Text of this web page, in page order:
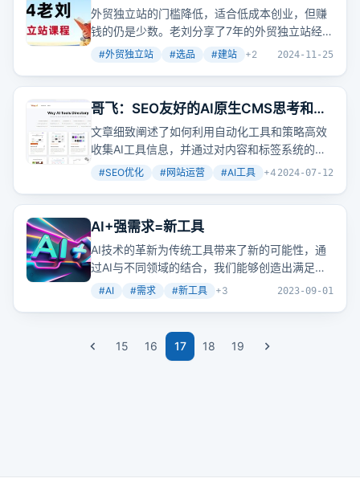
外贸独立站的门槛降低，适合低成本创业，但赚
钱的仍是少数。老刘分享了7年的外贸独立站经
验，从选品到建站再到推广，提供了一套完整的
可以从代发模式开始，利用谷歌SEO、
Facebook广告等免费或低成本的引流方式。一
个人也能做外贸独立站，不需要懂代码。老刘的
课程涵盖了选品、建站、推广的全方位知识，适
合外贸新手和老司机。
#外贸独立站 #选品 #建站 +2 2024-11-25
哥飞：SEO友好的AI原生CMS思考和实
践 Part 2
文章细致阐述了如何利用自动化工具和策略高效
收集AI工具信息，并通过对内容和标签系统的优
化提升网站在搜索引擎中的排名和变现能力。这
理变得更加智能化和高效呢？
#SEO优化 #网站运营 #AI工具 +4 2024-07-12
AI+强需求=新工具
AI技术的革新为传统工具带来了新的可能性，通
过AI与不同领域的结合，我们能够创造出满足强
需求的新工具。AI+PDF、AI+论文、AI+播客等
#AI #需求 #新工具 +3 2023-09-01
15 16 17 18 19